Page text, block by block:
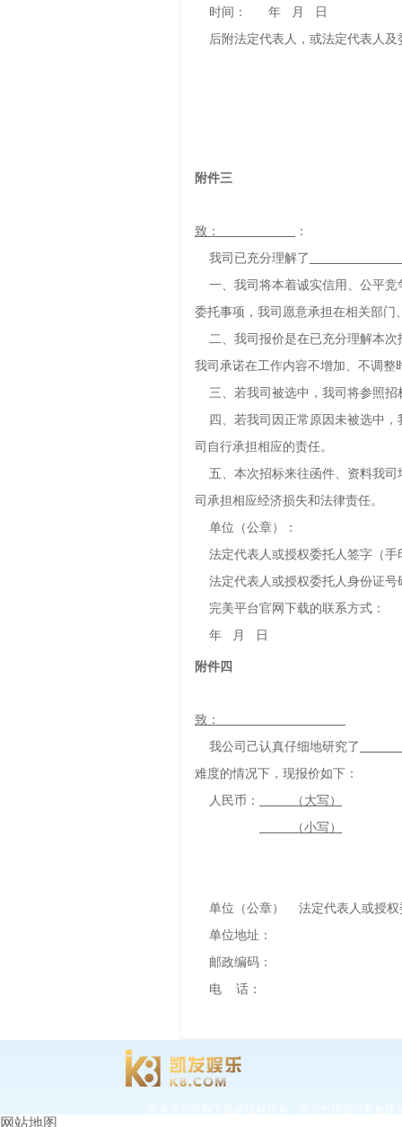
时间： 年 月 日
后附法定代表人，或法定代表人及
附件三
致：
：
我司已充分理解了
一、我司将本着诚实信用、公平竞
委托事项，我司愿意承担在相关部
二、我司报价是在已充分理解本次
我司承诺在工作内容不增加、不调整
三、若我司被选中，我司将参照招
四、若我司因正常原因未被选中，
司自行承担相应的责任。
五、本次招标来往函件、资料我司
司承担相应经济损失和法律责任。
单位（公章
法定代表人或授权委托人签字（手
法定代表人或授权委托人身份证号
完美平台官网下载的联系方式：
年 月 日
附件四
致：
我公司己认真仔细地研究了
难度的情况下，现报价如下：
人民币：
（大写）
（小写）
单位（公章） 法定代表人或授权
单位地址：
邮政编码：
电 话：
网站地图